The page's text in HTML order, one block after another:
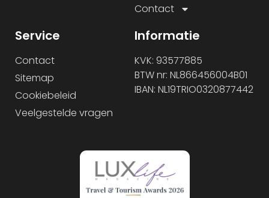
Contact
Service
Contact
Sitemap
Cookiebeleid
Veelgestelde vragen
Informatie
KVK: 93577885
BTW nr: NL866456004B01
IBAN: NL19TRIO0320877442